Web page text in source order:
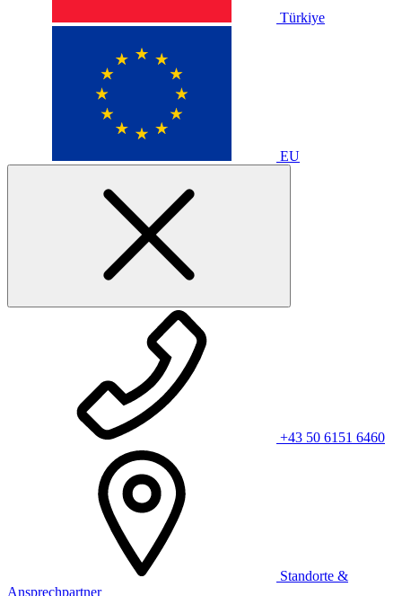
Türkiye
EU
+43 50 6151 6460
Standorte &
Ansprechpartner